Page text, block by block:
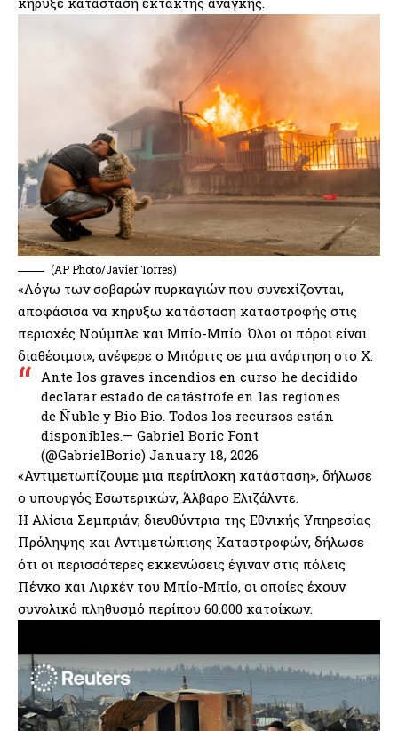
(AP Photo/Javier Torres)
«Λόγω των σοβαρών πυρκαγιών που συνεχίζονται,
αποφάσισα να κηρύξω κατάσταση καταστροφής στις
περιοχές Νούμπλε και Μπίο-Μπίο. Όλοι οι πόροι είναι
διαθέσιμοι», ανέφερε ο Μπόριτς σε μια ανάρτηση στο X.
Ante los graves incendios en curso he decidido
declarar estado de catástrofe en las regiones
de Ñuble y Bio Bio. Todos los recursos están
disponibles.— Gabriel Boric Font
(@GabrielBoric) January 18, 2026
«Αντιμετωπίζουμε μια περίπλοκη κατάσταση», δήλωσε
ο υπουργός Εσωτερικών, Άλβαρο Ελιζάλντε.
Η Αλίσια Σεμπριάν, διευθύντρια της Εθνικής Υπηρεσίας
Πρόληψης και Αντιμετώπισης Καταστροφών, δήλωσε
ότι οι περισσότερες εκκενώσεις έγιναν στις πόλεις
Πένκο και Λιρκέν του Μπίο-Μπίο, οι οποίες έχουν
συνολικό πληθυσμό περίπου 60.000 κατοίκων.